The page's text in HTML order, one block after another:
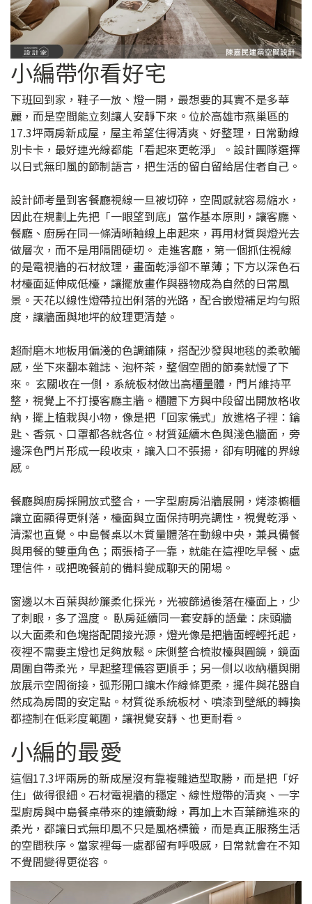
小編帶你看好宅
下班回到家，鞋子一放、燈一開，最想要的其實不是多華
麗，而是空間能立刻讓人安靜下來。位於高雄市燕巢區的
17.3坪兩房新成屋，屋主希望住得清爽、好整理，日常動線
別卡卡，最好連光線都能「看起來更乾淨」。設計團隊選擇
以日式無印風的節制語言，把生活的留白留給居住者自己。
設計師考量到客餐廳視線一旦被切碎，空間感就容易縮水，
因此在規劃上先把「一眼望到底」當作基本原則，讓客廳、
餐廳、廚房在同一條清晰軸線上串起來，再用材質與燈光去
做層次，而不是用隔間硬切。 走進客廳，第一個抓住視線
的是電視牆的石材紋理，畫面乾淨卻不單薄；下方以深色石
材檯面延伸成低檯，讓擺放畫作與器物成為自然的日常風
景。天花以線性燈帶拉出俐落的光路，配合嵌燈補足均勻照
度，讓牆面與地坪的紋理更清楚。
超耐磨木地板用偏淺的色調鋪陳，搭配沙發與地毯的柔軟觸
感，坐下來翻本雜誌、泡杯茶，整個空間的節奏就慢了下
來。 玄關收在一側，系統板材做出高櫃量體，門片維持平
整，視覺上不打擾客廳主牆。櫃體下方與中段留出開放格收
納，擺上植栽與小物，像是把「回家儀式」放進格子裡：鑰
匙、香氛、口罩都各就各位。材質延續木色與淺色牆面，旁
邊深色門片形成一段收束，讓入口不張揚，卻有明確的界線
感。
餐廳與廚房採開放式整合，一字型廚房沿牆展開，烤漆櫥櫃
讓立面顯得更俐落，檯面與立面保持明亮調性，視覺乾淨、
清潔也直覺。中島餐桌以木質量體落在動線中央，兼具備餐
與用餐的雙重角色；兩張椅子一靠，就能在這裡吃早餐、處
理信件，或把晚餐前的備料變成聊天的開場。
窗邊以木百葉與紗簾柔化採光，光被篩過後落在檯面上，少
了刺眼，多了溫度。 臥房延續同一套安靜的語彙：床頭牆
以大面柔和色塊搭配間接光源，燈光像是把牆面輕輕托起，
夜裡不需要主燈也足夠放鬆。床側整合梳妝檯與圓鏡，鏡面
周圍自帶柔光，早起整理儀容更順手；另一側以收納櫃與開
放展示空間銜接，弧形開口讓木作線條更柔，擺件與花器自
然成為房間的安定點。材質從系統板材、噴漆到壁紙的轉換
都控制在低彩度範圍，讓視覺安靜、也更耐看。
小編的最愛
這個17.3坪兩房的新成屋沒有靠複雜造型取勝，而是把「好
住」做得很細。石材電視牆的穩定、線性燈帶的清爽、一字
型廚房與中島餐桌帶來的連續動線，再加上木百葉篩進來的
柔光，都讓日式無印風不只是風格標籤，而是真正服務生活
的空間秩序。當家裡每一處都留有呼吸感，日常就會在不知
不覺間變得更從容。